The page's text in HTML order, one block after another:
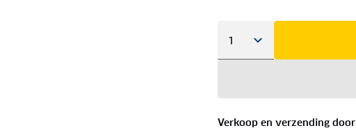
Verkoop en verzending door